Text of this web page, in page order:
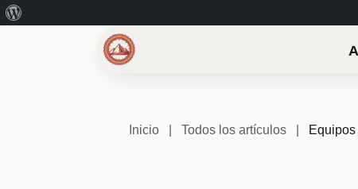
Inicio Todos los artículos